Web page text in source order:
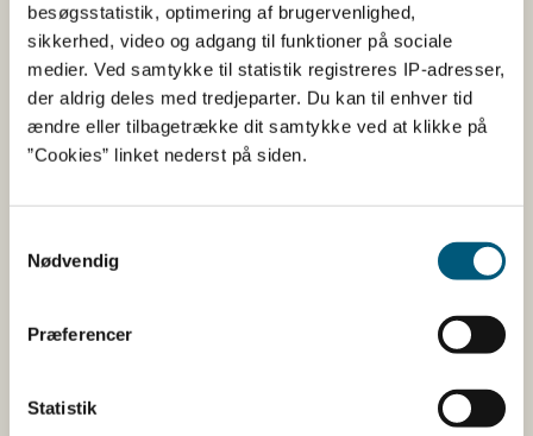
besøgsstatistik, optimering af brugervenlighed,
sikkerhed, video og adgang til funktioner på sociale
medier. Ved samtykke til statistik registreres IP-adresser,
der aldrig deles med tredjeparter. Du kan til enhver tid
ændre eller tilbagetrække dit samtykke ved at klikke på
”Cookies” linket nederst på siden.
Nødvendig
Præferencer
Statistik
Fødevarer Hygiejne
God hygiejne i køkkenet er vigtig, hvis du ikke vil være
syg af maden. Se filmen "Den Blå Kylling" her og få styr
på, hvordan du undgår at blive syg af bakterie...
griller
2019